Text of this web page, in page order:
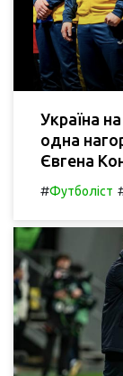
Україна
одна
Євгена
#Футболіст